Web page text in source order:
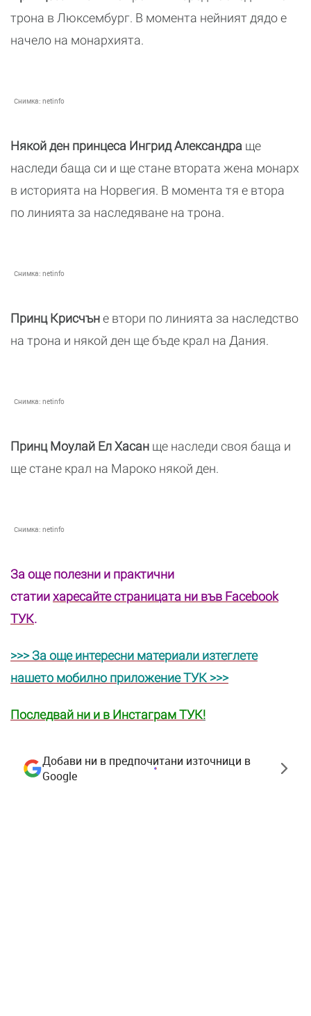
трона в Люксембург. В момента нейният дядо е
начело на монархията.
Снимка: netinfo
Някой ден принцеса Ингрид Александра ще
наследи баща си и ще стане втората жена монарх
в историята на Норвегия. В момента тя е втора
по линията за наследяване на трона.
Снимка: netinfo
Принц Крисчъне втори по линията за наследство
на трона и някой ден ще бъде крал на Дания.
Снимка: netinfo
Принц Моулай Ел Хасан ще наследи своя баща и
ще стане крал на Мароко някой ден.
Снимка: netinfo
За още полезни и практични
статиихаресайте страницата ни във Facebook
ТУК.
>>> За още интересни материали изтеглете
нашето мобилно приложение ТУК >>>
Последвай ни и в Инстаграм ТУК!
Добави ни в предпочитани източници в
Google